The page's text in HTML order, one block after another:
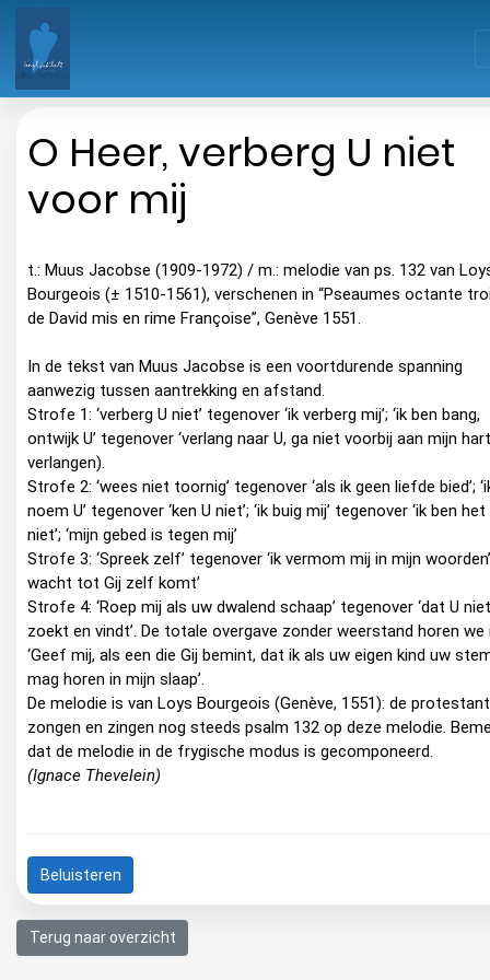
O Heer, verberg U niet
voor mij
t.: Muus Jacobse (1909-1972) / m.: melodie van ps. 132 van
Bourgeois (± 1510-1561), verschenen in “Pseaumes octante
de David mis en rime Françoise”, Genève 1551.
In de tekst van Muus Jacobse is een voortdurende spanning
aanwezig tussen aantrekking en afstand.
Strofe 1: ‘verberg U niet’ tegenover ‘ik verberg mij’; ‘ik ben bang,
ontwijk U’ tegenover ‘verlang naar U, ga niet voorbij aan mijn
verlangen).
Strofe 2: ‘wees niet toornig’ tegenover ‘als ik geen liefde bied’;
noem U’ tegenover ‘ken U niet’; ‘ik buig mij’ tegenover ‘ik ben het
niet’; ‘mijn gebed is tegen mij’
Strofe 3: ‘Spreek zelf’ tegenover ‘ik vermom mij in mijn
wacht tot Gij zelf komt’
Strofe 4: ‘Roep mij als uw dwalend schaap’ tegenover ‘dat U niet
zoekt en vindt’. De totale overgave zonder weerstand horen we
‘Geef mij, als een die Gij bemint, dat ik als uw eigen kind uw
mag horen in mijn slaap’.
De melodie is van Loys Bourgeois (Genève, 1551): de
zongen en zingen nog steeds psalm 132 op deze melodie.
dat de melodie in de frygische modus is gecomponeerd.
(Ignace Thevelein)
Beluisteren
Terug naar overzicht